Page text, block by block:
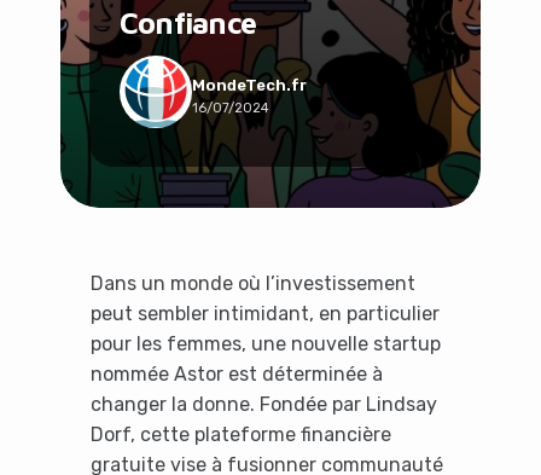
Confiance
MondeTech.fr
16/07/2024
Dans un monde où l’investissement
peut sembler intimidant, en particulier
pour les femmes, une nouvelle startup
nommée Astor est déterminée à
changer la donne. Fondée par Lindsay
Dorf, cette plateforme financière
gratuite vise à fusionner communauté
Social & Communauté
Tech & Développement
Travail & Productivité
Voyage